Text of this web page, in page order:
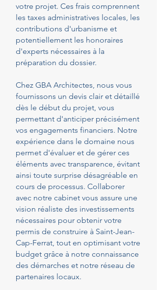
votre projet. Ces frais comprennent
les taxes administratives locales, les
contributions d'urbanisme et
potentiellement les honoraires
d'experts nécessaires à la
préparation du dossier.
Chez GBA Architectes, nous vous
fournissons un devis clair et détaillé
dès le début du projet, vous
permettant d'anticiper précisément
vos engagements financiers. Notre
expérience dans le domaine nous
permet d'évaluer et de gérer ces
éléments avec transparence, évitant
ainsi toute surprise désagréable en
cours de processus. Collaborer
avec notre cabinet vous assure une
vision réaliste des investissements
nécessaires pour obtenir votre
permis de construire à Saint-Jean-
Cap-Ferrat, tout en optimisant votre
budget grâce à notre connaissance
des démarches et notre réseau de
partenaires locaux.